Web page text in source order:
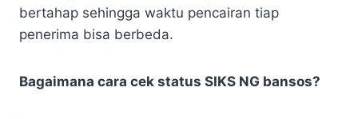
bertahap sehingga waktu pencairan tiap
penerima bisa berbeda.
Bagaimana cara cek status SIKS NG bansos?